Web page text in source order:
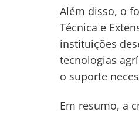
Além disso, o
Técnica e
instituições
tecnologias
o suporte
Em resumo, a